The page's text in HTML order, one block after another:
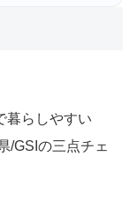
暮らしやすい
/GSIの三点チェ